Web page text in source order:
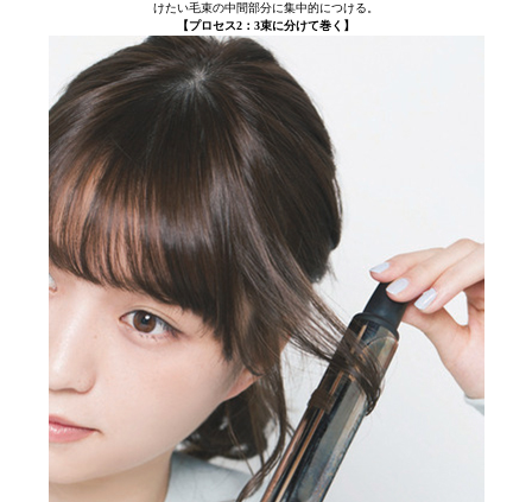
けたい毛束の中間部分に集中的につける。
【プロセス2：3束に分けて巻く】